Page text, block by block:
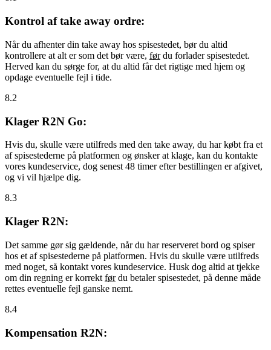
Kontrol af take away ordre:
Når du afhenter din take away hos spisestedet, bør du altid
kontrollere at alt er som det bør være, førdu forlader spisestedet.
Herved kan du sørge for, at du altid får det rigtige med hjem og
opdage eventuelle fejl i tide.
8.2
Klager R2N Go:
Hvis du, skulle være utilfreds med den take away, du har købt fra et
af spisestederne på platformen og ønsker at klage, kan du kontakte
vores kundeservice, dog senest 48 timer efter bestillingen er afgivet,
og vi vil hjælpe dig.
8.3
Klager R2N:
Det samme gør sig gældende, når du har reserveret bord og spiser
hos et af spisestederne på platformen. Hvis du skulle være utilfreds
med noget, så kontakt vores kundeservice. Husk dog altid at tjekke
om din regning er korrekt førdu betaler spisestedet, på denne måde
rettes eventuelle fejl ganske nemt.
8.4
Kompensation R2N: